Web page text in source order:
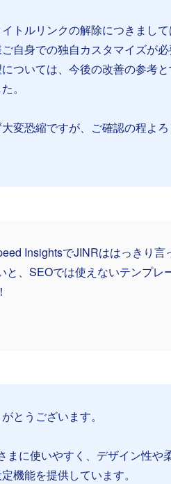
トルリンクの解除につきまし
自身での独自カスタマイズが
ついては、今後の改善の参考
。
変恐縮ですが、ご確認の程よろ
InsightsでJINRははっきり
と、SEOでは使えないテンプ
とうございます。
まに使いやすく、デザイン性や
機能を提供しています。